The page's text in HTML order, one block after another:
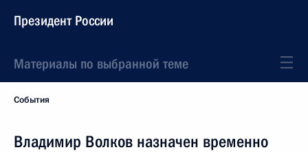
Президент России
Материалы по выбранной теме
События
Владимир Волков назначен временно